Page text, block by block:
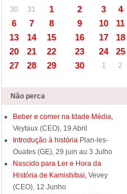
30
31 1 2 3 4
6
7 8 9 10 11
13
14 15 16 17 18
20
21 22 23 24 25
27
28 29 30 1 2
Não perca
Beber e comer na Idade Média,
Veytaux (CEO), 19 Abril
Introdução à história Plan-les-
Ouates (GE), 29 juin au 3 Julho
Nascido para Ler e Hora da
História de Kamishibai, Vevey
(CEO), 12 Junho